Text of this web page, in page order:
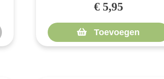
€ 5,95
Toevoegen